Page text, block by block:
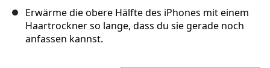
Erwärme die obere Hälfte des iPhones mit einem
Haartrockner so lange, dass du sie gerade noch
anfassen kannst.